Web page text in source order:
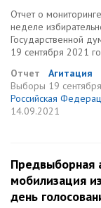
Отчет о
неделе
Государственной
19 сентября 2021
Отчет
Агитация
Выборы 19
Российская
14.09.2021
Предвыборная
мобилизация
день